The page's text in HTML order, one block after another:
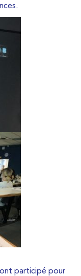
participé pour